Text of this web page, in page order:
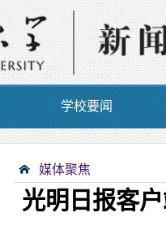
学校要闻
媒体聚焦
光明日报客